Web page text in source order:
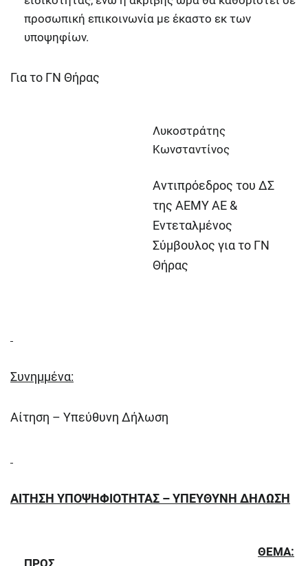
προσωπική επικοινωνία με έκαστο εκ των
υποψηφίων.
Για το ΓΝ Θήρας
Λυκοστράτης
Κωνσταντίνος
Αντιπρόεδρος του ΔΣ
της ΑΕΜΥ ΑΕ &
Εντεταλμένος
Σύμβουλος για το ΓΝ
Θήρας
Συνημμένα:
Αίτηση – Υπεύθυνη Δήλωση
ΑΙΤΗΣΗ ΥΠΟΨΗΦΙΟΤΗΤΑΣ – ΥΠΕΥΘΥΝΗ ΔΗΛΩΣΗ
ΠΡΟΣ
ΘΕΜΑ: